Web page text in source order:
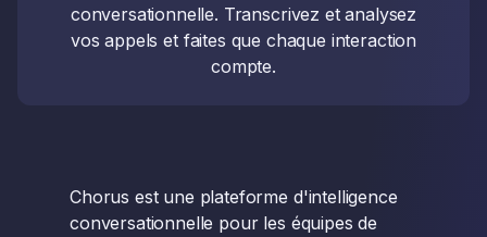
conversationnelle. Transcrivez et analysez
vos appels et faites que chaque interaction
compte.
Chorus est une plateforme d'intelligence
conversationnelle pour les équipes de